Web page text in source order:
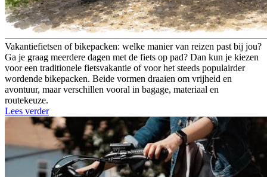
Vakantiefietsen of bikepacken: welke manier van reizen past bij jou?
Ga je graag meerdere dagen met de fiets op pad? Dan kun je kiezen
voor een traditionele fietsvakantie of voor het steeds populairder
wordende bikepacken. Beide vormen draaien om vrijheid en
avontuur, maar verschillen vooral in bagage, materiaal en
routekeuze.
Lees verder